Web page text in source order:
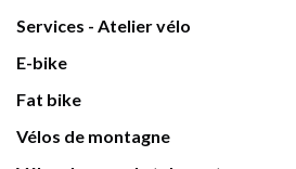
Services - Atelier vélo
E-bike
Fat bike
Vélos de montagne